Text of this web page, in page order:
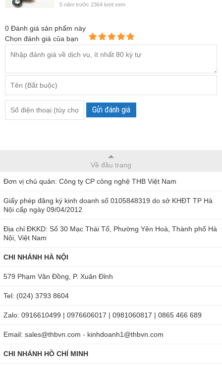
5 năm trước 2364 lượt xem
0 Đánh giá sản phẩm này
Chọn đánh giá của bạn
Gửi đánh giá
Về đầu trang
Đơn vị chủ quản: Công ty CP công nghệ THB Việt Nam
Giấy phép đăng ký kinh doanh số 0105848319 do sở KHĐT TP Hà
Nội cấp ngày 09/04/2012
Địa chỉ ĐKKD: Số 30 Mạc Thái Tổ, Phường Yên Hoà, Thành phố Hà
Nội, Việt Nam
CHI NHÁNH HÀ NỘI
579 Phạm Văn Đồng, P. Xuân Đỉnh
Tel: (024) 3793 8604
Zalo: 0916610499 | 0976606017 | 0981060817 | 0865 466 689
Email: sales@thbvn.com - kinhdoanh1@thbvn.com
CHI NHÁNH HỒ CHÍ MINH